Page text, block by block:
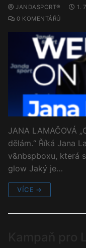
JANDASPORT® 1.
0 KOMENTÁŘŮ
JANA LAMAČOVÁ
dělám.“ Říká Jana
v&nbspboxu, která
glow Jaký je…
VÍCE →